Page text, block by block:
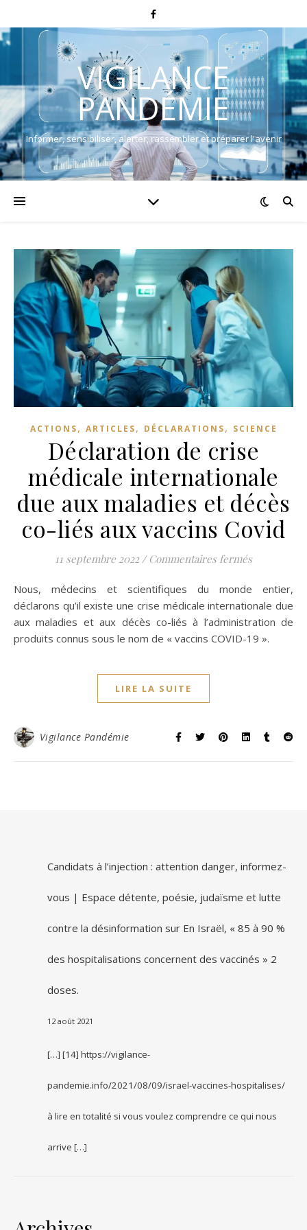
VIGILANCE
PANDÉMIE
Informer, sensibiliser, alerter, rassembler et préparer l'avenir
ACTIONS, ARTICLES, DÉCLARATIONS, SCIENCE
Déclaration de crise
médicale internationale
due aux maladies et décès
co-liés aux vaccins Covid
11 septembre 2022 / Commentaires ferméssur
Nous, médecins et scientifiques du monde entier,
déclarons qu’il existe une crise médicale internationale due
aux maladies et aux décès co-liés à l’administration de
produits connus sous le nom de « vaccins COVID-19 ».
LIRE LA SUITE
Vigilance Pandémie
Candidats à l’injection : attention danger, informez-
vous | Espace détente, poésie, judaïsme et lutte
contre la désinformation sur En Israël, « 85 à 90 %
des hospitalisations concernent des vaccinés » 2
doses.
12 août 2021
[…] [14] https://vigilance-
pandemie.info/2021/08/09/israel-vaccines-hospitalises/
à lire en totalité si vous voulez comprendre ce qui nous
arrive […]